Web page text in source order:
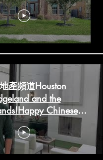
產頻道Houston
and the
Chinese
New Year!